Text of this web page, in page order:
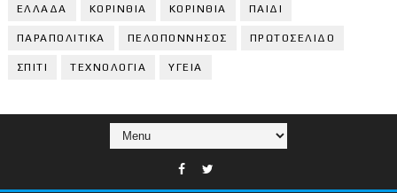
ΕΛΛΑΔΑ ΚΟΡΙΝΘΙΑ ΚΟΡΙΝΘΙA ΠΑΙΔΙ
ΠΑΡΑΠΟΛΙΤΙΚΑ ΠΕΛΟΠΟΝΝΗΣΟΣ ΠΡΩΤΟΣΕΛΙΔΟ
ΣΠΙΤΙ ΤΕΧΝΟΛΟΓΙΑ ΥΓΕΙΑ